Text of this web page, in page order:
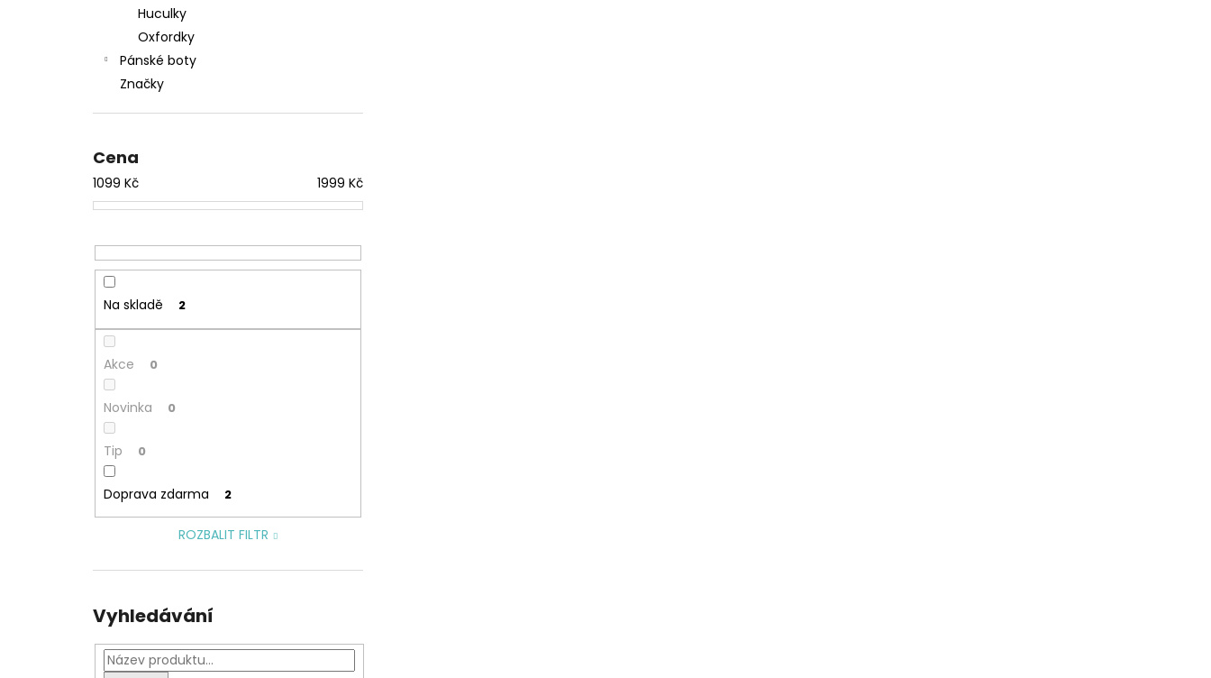
Huculky
Oxfordky
Pánské boty
Značky
Cena
1099 Kč 1999 Kč
Na skladě 2
Akce 0
Novinka 0
Tip 0
Doprava zdarma 2
ROZBALIT FILTR
Vyhledávání